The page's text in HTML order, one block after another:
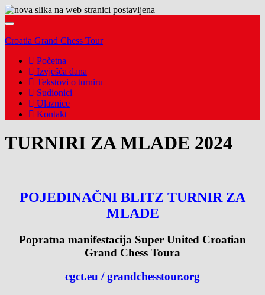
Toggle
navigation
Croatia Grand Chess Tour
Početna
Izvješća dana
Tekstovi o turniru
Sudionici
Ulaznice
Kontakt
TURNIRI ZA MLADE 2024
POJEDINAČNI BLITZ TURNIR ZA
MLADE
Popratna manifestacija Super United Croatian
Grand Chess Toura
cgct.eu / grandchesstour.org